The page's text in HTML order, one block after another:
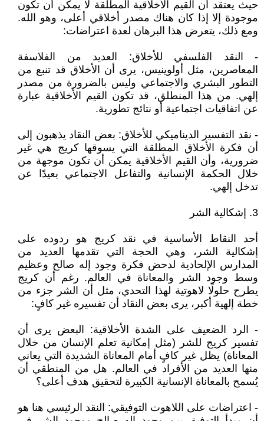
حيث يعتقد أن القيم الأخلاقية المطلقة لا يمكن أن تكون
موجودة إلا إذا كان هناك مصدر أخلاقي أعلى، وهو الله.
ومع ذلك، يتعرض هذا البرهان لعدة اعتراضات:
- النقد الفلسفي للأخلاق: العديد من الفلاسفة
المعاصرين، مثل أولوينيس، يرى أن الأخلاق قد تنبع من
التطور البشري والاجتماعي وليس بالضرورة من مصدر
إلهي. من هذا المنطلق، قد تكون القيم الأخلاقية عبارة
عن اتفاقيات اجتماعية أو نتائج تطورية.
- نقد التفسير الديناميكي للأخلاق: بعض النقاد يذهبون إلى
أن فكرة الأخلاق المطلقة التي يسوقها كريج هي غير
ضرورية، وأن القيم الأخلاقية يمكن أن تكون موجهة من
خلال الحكمة الإنسانية والتفاعل الاجتماعي بعيدًا عن
تدخل إلهي.
3. إشكالية الشر
أحد النقاط الأساسية في نقد كريج هو ردوده على
إشكالية الشر، وهي الحجة التي تقدمها العديد من
المدارس الإلحادية لدحض فكرة وجود إله صالح وعظيم
وسط وجود الشر والمعاناة في العالم. رغم أن كريج
يطرح حلولًا لاهوتية لهذا التحدي، مثل أن الشر جزء من
خطة إلهية أكبر، يرى بعض النقاد أن تفسيره غير كافٍ:
- الرد الضعيف على الشدة الأخلاقية: البعض يرى أن
تفسير كريج للشر (مثل إمكانية تعلم الإنسان من خلال
المعاناة) يظل غير كافٍ أمام المعاناة الشديدة التي يعاني
منها العديد من الأفراد في العالم. هل من المنطقي أن
يُسمح بالمعاناة الإنسانية الكبيرة لتحقيق هدف أعلى؟
- اعتراضات على اللاهوت التوفيقي: النقد الرئيسي هنا هو